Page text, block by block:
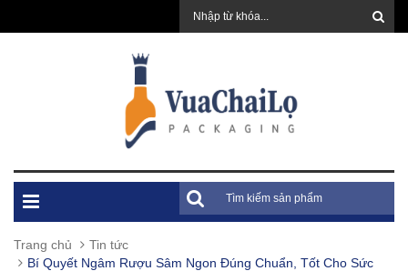
Trang chủ
Tin tức
Bí Quyết Ngâm Rượu Sâm Ngon Đúng Chuẩn, Tốt Cho Sức